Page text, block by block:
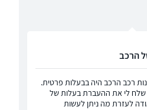
הרכב
רכב הרכב היה בבעלות פרטית.
שלח לי את ההעברת בעלות של
לעזרת מה ניתן לעשות